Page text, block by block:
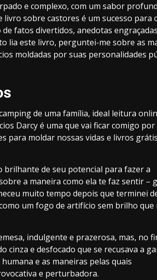
e complexo, com um sabor
sobre castores é um sucesso para
fatos divertidos, anedotas
lia este livro, perguntei-me sobre as
moldadas por suas personalidades
de uma família, ideal leitura
Darcy é uma que vai ficar comigo
para moldar nossas vidas e livros
de seu potencial para fazer a
a maneira como ela te faz sentir –
muito tempo depois que terminei
um fogo de artifício sem brilho que
indulgente e prazerosa, mas, no
cinza e desfocado que se recusava a
e as maneiras pelas quais
e perturbadora.